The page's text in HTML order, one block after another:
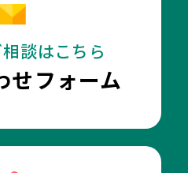
談はこちら
せフォーム